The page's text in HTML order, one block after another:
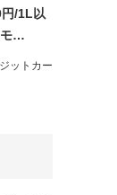
/1L以
モ…
ットカー